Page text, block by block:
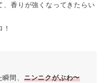
、香りが強くなってきたらい
間、 ニンニクがぶわ〜